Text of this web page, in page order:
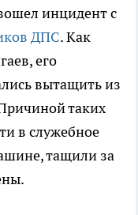
инцидент с
ДПС. Как
его
вытащить из
таких
в служебное
тащили за